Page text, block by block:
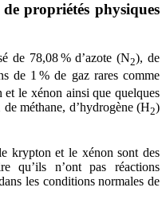
propriétés physiques
de 78,08 % d’azote (N2), de
de 1 % de gaz rares comme
le xénon ainsi que quelques
de méthane, d’hydrogène (H2)
krypton et le xénon sont des
qu’ils n’ont pas réactions
les conditions normales de